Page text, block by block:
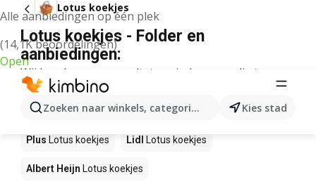
Alle aanbiedingen op één plek
(14,1K beoordelingen)
Open
Zoeken naar winkels, categorieën, producten...
Kies stad
Lotus koekjes
Lotus koekjes - Folder en
aanbiedingen:
Wij konden geen resultaten vinden voor die term.
Lotus koekjes in actie – Waar te
koop?
Plus Lotus koekjes Lidl Lotus koekjes
Albert Heijn Lotus koekjes